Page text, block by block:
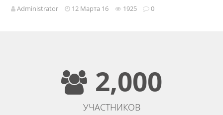
Administrator 12 Марта 16 1925 0
2,000
УЧАСТНИКОВ